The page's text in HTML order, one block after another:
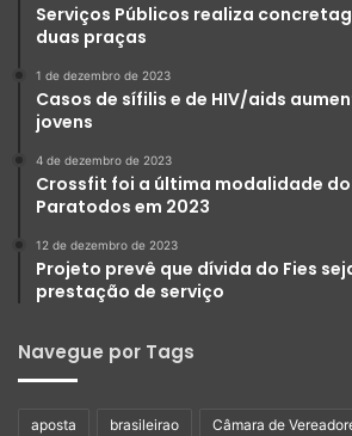
Serviços Públicos realiza
duas praças
1 de dezembro de 2023
Casos de sífilis e de HIV/aids
jovens
4 de dezembro de 2023
Crossfit foi a última modalidade do
Paratodos em 2023
12 de dezembro de 2023
Projeto prevê que dívida do Fies
prestação de serviço
Navegue por Tags
aposta brasileirao Câmara de